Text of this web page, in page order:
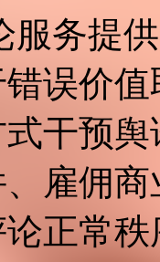
服务提
误价
干预
雇佣
正常